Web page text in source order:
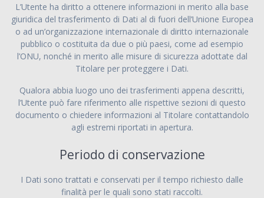
L’Utente ha diritto a ottenere informazioni in merito alla base
giuridica del trasferimento di Dati al di fuori dell’Unione Europea
o ad un’organizzazione internazionale di diritto internazionale
pubblico o costituita da due o più paesi, come ad esempio
l’ONU, nonché in merito alle misure di sicurezza adottate dal
Titolare per proteggere i Dati.
Qualora abbia luogo uno dei trasferimenti appena descritti,
l’Utente può fare riferimento alle rispettive sezioni di questo
documento o chiedere informazioni al Titolare contattandolo
agli estremi riportati in apertura.
Periodo di conservazione
I Dati sono trattati e conservati per il tempo richiesto dalle
finalità per le quali sono stati raccolti.